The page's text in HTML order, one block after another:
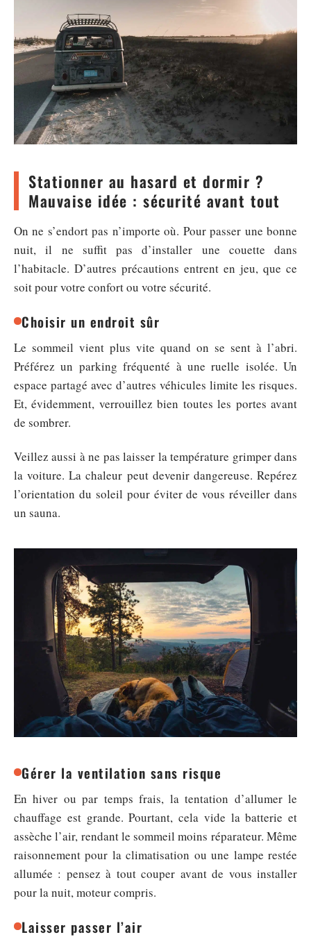
Stationner au hasard et dormir ?
Mauvaise idée : sécurité avant tout
On ne s’endort pas n’importe où. Pour passer une bonne
nuit, il ne suffit pas d’installer une couette dans
l’habitacle. D’autres précautions entrent en jeu, que ce
soit pour votre confort ou votre sécurité.
Choisir un endroit sûr
Le sommeil vient plus vite quand on se sent à l’abri.
Préférez un parking fréquenté à une ruelle isolée. Un
espace partagé avec d’autres véhicules limite les risques.
Et, évidemment, verrouillez bien toutes les portes avant
de sombrer.
Veillez aussi à ne pas laisser la température grimper dans
la voiture. La chaleur peut devenir dangereuse. Repérez
l’orientation du soleil pour éviter de vous réveiller dans
un sauna.
Gérer la ventilation sans risque
En hiver ou par temps frais, la tentation d’allumer le
chauffage est grande. Pourtant, cela vide la batterie et
assèche l’air, rendant le sommeil moins réparateur. Même
raisonnement pour la climatisation ou une lampe restée
allumée : pensez à tout couper avant de vous installer
pour la nuit, moteur compris.
Laisser passer l’air